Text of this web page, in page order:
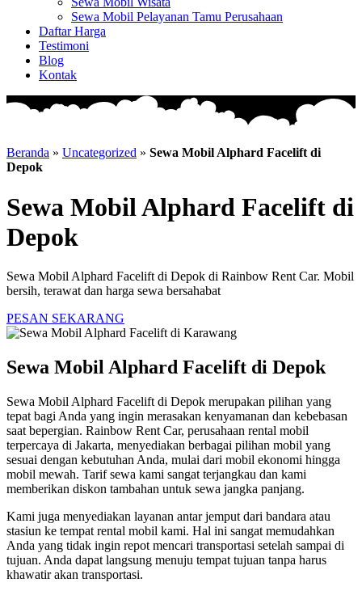
Sewa Mobil Pelayanan Tamu Perusahaan
Daftar Harga
Testimoni
Blog
Kontak
Beranda » Uncategorized » Sewa Mobil Alphard Facelift di
Depok
Sewa Mobil Alphard Facelift di
Depok
Sewa Mobil Alphard Facelift di Depok di Rainbow Rent Car. Mobil
bersih, terawat dan harga sewa bersahabat
PESAN SEKARANG
Sewa Mobil Alphard Facelift di Depok
Sewa Mobil Alphard Facelift di Depok merupakan pilihan yang
tepat bagi Anda yang ingin merasakan kenyamanan dan kebebasan
saat bepergian. Rainbow Rent Car, perusahaan rental mobil
terpercaya di Jakarta, menyediakan berbagai pilihan mobil yang
sesuai dengan kebutuhan Anda, mulai dari mobil ekonomi hingga
mobil mewah. Tarif sewa kami sangat terjangkau dan kami
memberikan diskon tambahan untuk sewa jangka panjang.
Kami juga menyediakan layanan antar jemput dari bandara atau
stasiun ke tempat rental mobil kami. Hal ini sangat memudahkan
Anda yang tidak ingin repot mencari transportasi setelah sampai di
tujuan. Anda dapat langsung menuju tempat tujuan tanpa harus
khawatir akan transportasi.